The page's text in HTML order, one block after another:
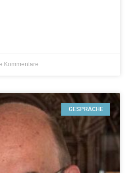
Kommentare
GESPRÄCHE